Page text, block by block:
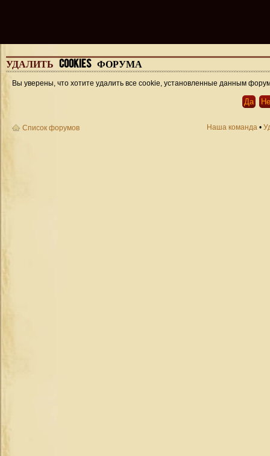
УДАЛИТЬ COOKIES ФОРУМА
Вы уверены, что хотите удалить все cookie, установленные данным
Список форумов Наша команда •